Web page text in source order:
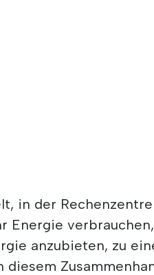
in der
Energie
anzubieten, zu
diesem